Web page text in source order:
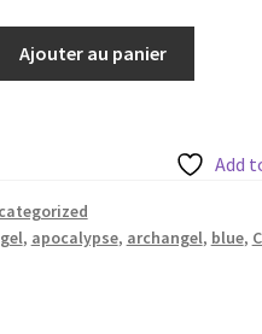
Ajouter au panier
Add
, apocalypse, archangel, blue,